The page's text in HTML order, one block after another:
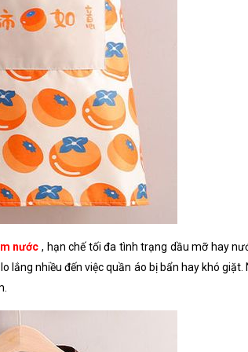
nước , hạn chế tối đa tình trạng dầu mỡ hay
nhiều đến việc quần áo bị bẩn hay khó giặt.